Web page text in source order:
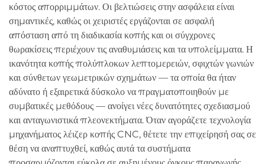
κόστος απορριμμάτων. Οι βελτιώσεις στην ασφάλεια είναι
σημαντικές, καθώς οι χειριστές εργάζονται σε ασφαλή
απόσταση από τη διαδικασία κοπής και οι σύγχρονες
θωρακίσεις περιέχουν τις αναθυμιάσεις και τα υπολείμματα. Η
ικανότητα κοπής πολύπλοκων λεπτομερειών, σφιχτών γωνιών
και σύνθετων γεωμετρικών σχημάτων — τα οποία θα ήταν
αδύνατο ή εξαιρετικά δύσκολο να πραγματοποιηθούν με
συμβατικές μεθόδους — ανοίγει νέες δυνατότητες σχεδιασμού
και ανταγωνιστικά πλεονεκτήματα. Όταν αγοράζετε τεχνολογία
μηχανήματος λέιζερ κοπής CNC, θέτετε την επιχείρησή σας σε
θέση να αναπτυχθεί, καθώς αυτά τα συστήματα